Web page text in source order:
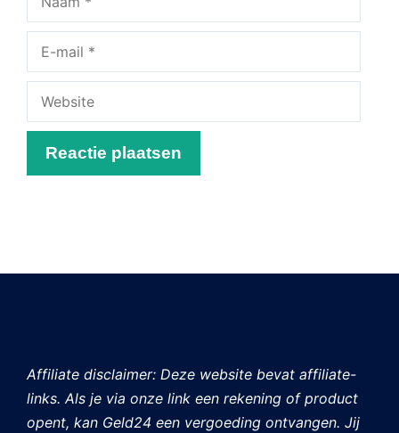
Website
Affiliate disclaimer: Deze website bevat affiliate-
links. Als je via onze link een rekening of product
opent, kan Geld24 een vergoeding ontvangen. Jij